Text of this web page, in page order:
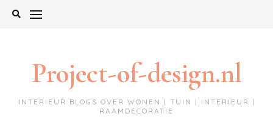
Project-of-design.nl
INTERIEUR BLOGS OVER WONEN | TUIN | INTERIEUR |
RAAMDECORATIE